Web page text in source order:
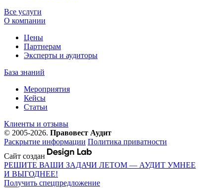
Все услуги
О компании
Цены
Партнерам
Эксперты и аудиторы
База знаний
Мероприятия
Кейсы
Статьи
Клиенты и отзывы
© 2005-2026. Правовест Аудит
Раскрытие информации Политика приватности
Сайт создан
РЕШИТЕ ВАШИ ЗАДАЧИ ЛЕТОМ — АУДИТ УМНЕЕ
И ВЫГОДНЕЕ!
Получить спецпредложение